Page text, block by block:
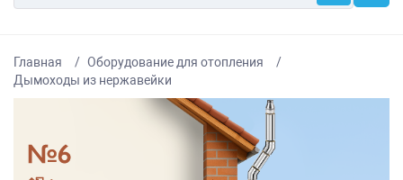
Главная
Оборудование для отопления
Дымоходы из нержавейки